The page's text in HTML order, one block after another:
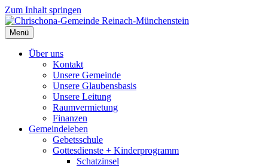
Zum Inhalt springen
Menü
Über uns
Kontakt
Unsere Gemeinde
Unsere Glaubensbasis
Unsere Leitung
Raumvermietung
Finanzen
Gemeindeleben
Gebetsschule
Gottesdienste + Kinderprogramm
Schatzinsel